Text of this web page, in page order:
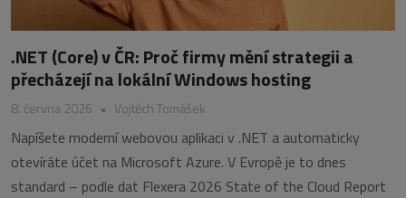
.NET (Core) v ČR: Proč firmy mění strategii a
přecházejí na lokální Windows hosting
8. června 2026 • Vojtěch Tomášek
Napíšete moderní webovou aplikaci v .NET a automaticky
otevíráte účet na Microsoft Azure. V Evropě je to dnes
standard – podle dat Flexera 2026 State of the Cloud Report